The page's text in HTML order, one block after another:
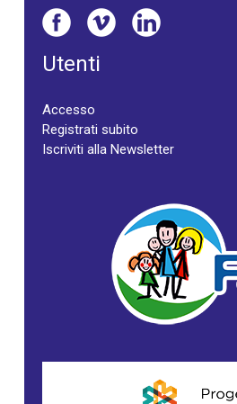
Utenti
Accesso
Registrati subito
Iscriviti alla Newsletter